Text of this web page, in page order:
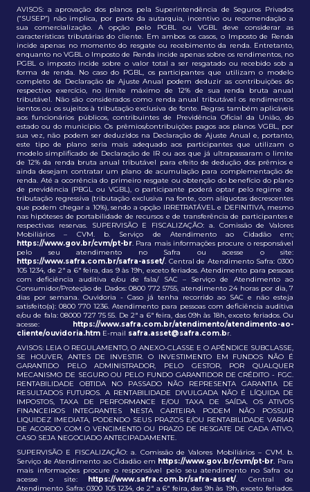
AVISOS: a aprovação dos planos pela Superintendência de Seguros Privados
(“SUSEP”) não implica, por parte da autarquia, incentivo ou recomendação a
sua comercialização. A opção pelo PGBL ou VGBL deve considerar as
características tributárias do cliente. Em ambos os casos, o Imposto de Renda
incide apenas no momento do resgate ou recebimento da renda. Entretanto,
enquanto no VGBL o Imposto de Renda incide apenas sobre os rendimentos, no
PGBL o imposto incide sobre o valor total a ser resgatado ou recebido sob a
forma de renda. No caso do PGBL, os participantes que utilizam o modelo
completo de Declaração de Ajuste Anual podem deduzir as contribuições do
respectivo exercício, no limite máximo de 12% de sua renda bruta anual
tributável. Não são considerados como renda anual tributável os rendimentos
isentos ou os sujeitos à tributação exclusiva de fonte. Regras também aplicáveis
aos funcionários públicos, contribuintes de Previdência Oficial da União, do
estado ou do município. Os prêmios/contribuições pagos aos planos VGBL, por
sua vez, não podem ser deduzidos na Declaração de Ajuste Anual e, portanto,
este tipo de plano seria mais adequado aos participantes que utilizam o
modelo simplificado de Declaração de IR ou aos que já ultrapassaram o limite
de 12% da renda bruta anual tributável para efeito de dedução dos prêmios e
ainda desejam contratar um plano de acumulação para complementação de
renda. Até a ocorrência do primeiro resgate ou obtenção do benefício do plano
de previdência (PBGL ou VGBL), o participante poderá optar pelo regime de
tributação regressiva (tributação exclusiva na fonte, com alíquotas decrescentes
que podem chegar a 10%), sendo a opção IRRETRATÁVEL e DEFINITIVA, mesmo
nas hipóteses de portabilidade de recursos e de transferência de participantes e
respectivas reservas. SUPERVISÃO E FISCALIZAÇÃO: a. Comissão de Valores
Mobiliários – CVM. b. Serviço de Atendimento ao Cidadão em;
https://www.gov.br/cvm/pt-br. Para mais informações procure o responsável
pelo seu atendimento no Safra ou acesse o site:
https://www.safra.com.br/safra-asset/. Central de Atendimento Safra: 0300
105 1234, de 2ª a 6ª feira, das 9 às 19h, exceto feriados. Atendimento para pessoas
com deficiência auditiva e/ou de fala/ SAC – Serviço de Atendimento ao
Consumidor/Proteção de Dados: 0800 772 5755, atendimento 24 horas por dia, 7
dias por semana. Ouvidoria - Caso já tenha recorrido ao SAC e não esteja
satisfeito(a): 0800 770 1236. Atendimento para pessoas com deficiência auditiva
e/ou de fala: 08000 727 75 55. De 2ª a 6ª feira, das 09h às 18h, exceto feriados. Ou
acesse: https://www.safra.com.br/atendimento/atendimento-ao-
cliente/ouvidoria.htm E-mail safra.asset@safra.com.br.
AVISOS: LEIA O REGULAMENTO, O ANEXO-CLASSE E O APÊNDICE SUBCLASSE,
SE HOUVER, ANTES DE INVESTIR. O INVESTIMENTO EM FUNDOS NÃO É
GARANTIDO PELO ADMINISTRADOR, PELO GESTOR, POR QUALQUER
MECANISMO DE SEGURO OU PELO FUNDO GARANTIDOR DE CRÉDITO - FGC.
RENTABILIDADE OBTIDA NO PASSADO NÃO REPRESENTA GARANTIA DE
RESULTADOS FUTUROS. A RENTABILIDADE DIVULGADA NÃO É LÍQUIDA DE
IMPOSTOS, TAXA DE PERFORMANCE E/OU TAXA DE SAÍDA. OS ATIVOS
FINANCEIROS INTEGRANTES NESTA CARTEIRA PODEM NÃO POSSUIR
LIQUIDEZ IMEDIATA, PODENDO SEUS PRAZOS E/OU RENTABILIDADE VARIAR
DE ACORDO COM O VENCIMENTO OU PRAZO DE RESGATE DE CADA ATIVO,
CASO SEJA NEGOCIADO ANTECIPADAMENTE.
SUPERVISÃO E FISCALIZAÇÃO: a. Comissão de Valores Mobiliários – CVM. b.
Serviço de Atendimento ao Cidadão em https://www.gov.br/cvm/pt-br. Para
mais informações procure o responsável pelo seu atendimento no Safra ou
acesse o site: https://www.safra.com.br/safra-asset/. Central de
Atendimento Safra: 0300 105 1234, de 2ª a 6ª feira, das 9h às 19h, exceto feriados.